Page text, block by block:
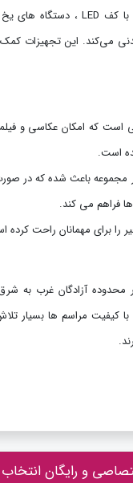
کف LED، دستگاه های
می‌کند. این تجهیزات
است که امکان عکاسی و
است.
باعث شده که در صورت
فراهم می ‌کند.
را برای مهمانان راحت
محدوده آزادگان غرب به
با کیفیت مراسم ها بسیار
و رایگان انتخاب